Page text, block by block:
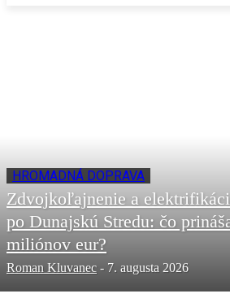
HROMADNÁ DOPRAVA
Zdvojkoľajnenie a
po Dunajskú Stredu: čo
miliónov eur?
Roman Kluvanec - 7. augusta 2026